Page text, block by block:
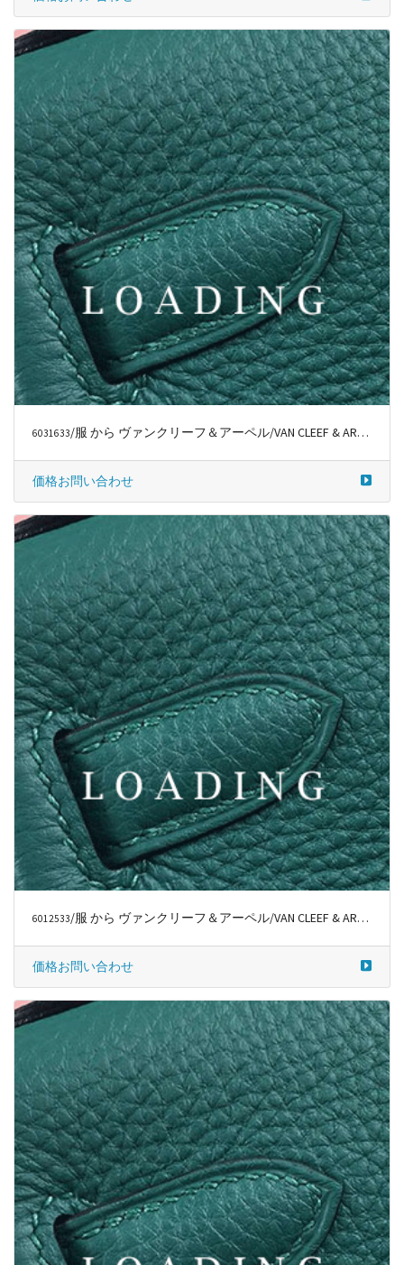
6032374/服 から ヴァンクリーフ＆アーペル/VAN CLEEF & ARPELS
価格お問い合わせ
6031633/服 から ヴァンクリーフ＆アーペル/VAN CLEEF & ARPELS
価格お問い合わせ